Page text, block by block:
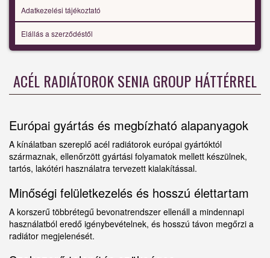
Adatkezelési tájékoztató
Elállás a szerződéstől
ACÉL RADIÁTOROK SENIA GROUP HÁTTÉRREL
Európai gyártás és megbízható alapanyagok
A kínálatban szereplő acél radiátorok európai gyártóktól
származnak, ellenőrzött gyártási folyamatok mellett készülnek,
tartós, lakótéri használatra tervezett kialakítással.
Minőségi felületkezelés és hosszú élettartam
A korszerű többrétegű bevonatrendszer ellenáll a mindennapi
használatból eredő igénybevételnek, és hosszú távon megőrzi a
radiátor megjelenését.